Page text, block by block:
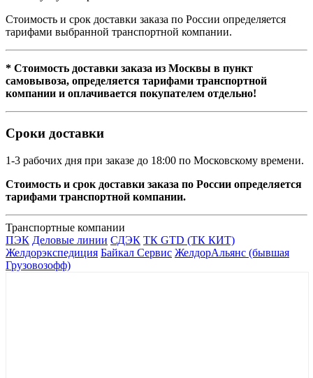
Стоимость и срок доставки заказа по России определяется
тарифами выбранной транспортной компании.
* Стоимость доставки заказа из Москвы в пункт
самовывоза, определяется тарифами транспортной
компании и оплачивается покупателем отдельно!
Сроки доставки
1-3 рабочих дня при заказе до 18:00 по Московскому времени.
Стоимость и срок доставки заказа по России определяется
тарифами транспортной компании.
Транспортные компании
ПЭК Деловые линии СДЭК ТК GTD (ТК КИТ)
Желдорэкспедиция Байкал Сервис ЖелдорАльянс (бывшая
Грузовозофф)